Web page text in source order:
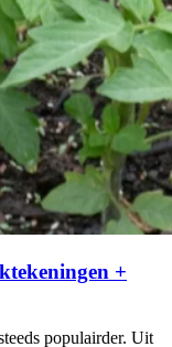
+
populairder. Uit